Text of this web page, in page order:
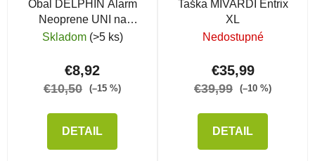
Obal DELPHIN Alarm
Neoprene UNI na
signalizátor
Skladom (>5 ks)
€8,92
€10,50 (–15 %)
DETAIL
Taška MIVARDI Entrix
XL
Nedostupné
€35,99
€39,99 (–10 %)
DETAIL